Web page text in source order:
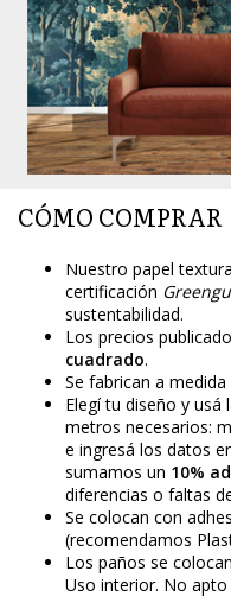
CÓMO COMPRAR
Nuestro papel
certificación
sustentabilidad.
Los precios
cuadrado.
Se fabrican a
Elegí tu diseño y usá
metros necesarios:
e ingresá los datos
sumamos un 10%
diferencias o faltas
Se colocan con
(recomendamos
Los paños se colocan
Uso interior. No